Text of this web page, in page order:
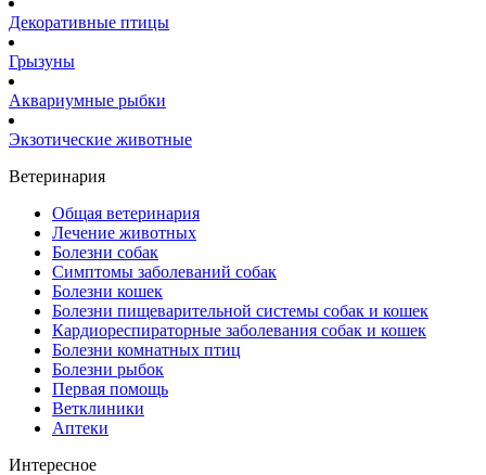
Декоративные птицы
Грызуны
Аквариумные рыбки
Экзотические животные
Ветеринария
Общая ветеринария
Лечение животных
Болезни собак
Симптомы заболеваний собак
Болезни кошек
Болезни пищеварительной системы собак и кошек
Кардиореспираторные заболевания собак и кошек
Болезни комнатных птиц
Болезни рыбок
Первая помощь
Ветклиники
Аптеки
Интересное